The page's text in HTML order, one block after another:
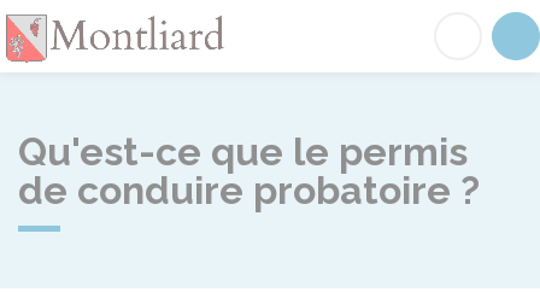
Qu'est-ce que le permis
de conduire probatoire ?